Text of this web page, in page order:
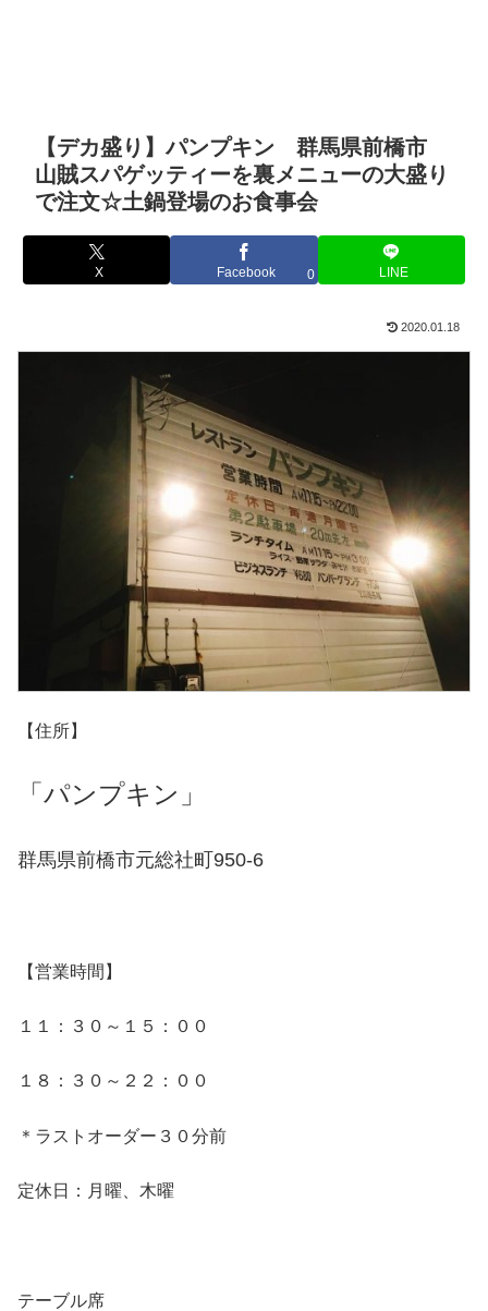
【デカ盛り】パンプキン 群馬県前橋市
山賊スパゲッティーを裏メニューの大盛り
で注文☆土鍋登場のお食事会
X Facebook 0 LINE
2020.01.18
【住所】
「パンプキン」
群馬県前橋市元総社町950-6
【営業時間】
１１：３０～１５：００
１８：３０～２２：００
＊ラストオーダー３０分前
定休日：月曜、木曜
テーブル席